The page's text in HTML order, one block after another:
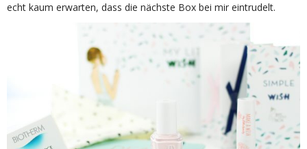
echt kaum erwarten, dass die nächste Box bei mir eintrudelt.